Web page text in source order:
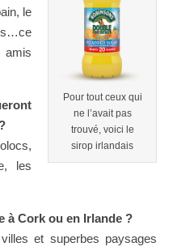
Pour tout ceux qui
ne l’avait pas
trouvé, voici le
sirop irlandais
le
amis
les
à Cork ou en Irlande ?
et superbes paysages